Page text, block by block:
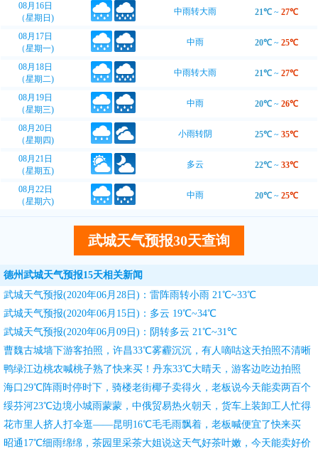
08月16日
（星期日)
中雨转大雨 21℃ ~ 27℃
08月17日
（星期一)
中雨 20℃ ~ 25℃
08月18日
（星期二)
中雨转大雨 21℃ ~ 27℃
08月19日
（星期三)
中雨 20℃ ~ 26℃
08月20日
（星期四)
小雨转阴 25℃ ~ 35℃
08月21日
（星期五)
多云 22℃ ~ 33℃
08月22日
（星期六)
中雨 20℃ ~ 25℃
武城天气预报30天查询
德州武城天气预报15天相关新闻
武城天气预报(2020年06月28日)：雷阵雨转小雨 21℃~33℃
武城天气预报(2020年06月15日)：多云 19℃~34℃
武城天气预报(2020年06月09日)：阴转多云 21℃~31℃
曹魏古城墙下游客拍照，许昌33℃雾霾沉沉，有人嘀咕这天拍照不清晰
鸭绿江边桃农喊桃子熟了快来买！丹东33℃大晴天，游客边吃边拍照
海口29℃阵雨时停时下，骑楼老街椰子卖得火，老板说今天能卖两百个
绥芬河23℃边境小城雨蒙蒙，中俄贸易热火朝天，货车上装卸工人忙得
团团转
花市里人挤人打伞逛——昆明16℃毛毛雨飘着，老板喊便宜了快来买
昭通17℃细雨绵绵，茶园里采茶大姐说这天气好茶叶嫩，今天能卖好价